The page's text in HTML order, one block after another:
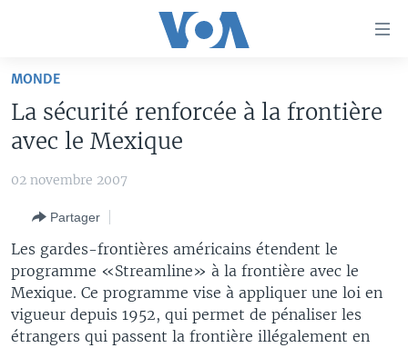
Retour
navigation
Retour
la
recherche
AFRIQUE
SPORT
WASHINGTON FORUM
CORRESPONDANT VOA
FOCUS SAHEL
REPORTAGES
À VOTRE AVIS
VOTRE SANTÉ VOTRE AVENIR
LE MONDE AU FÉMININ
L'AMÉRIQUE ET VOUS
BAMBARA
FULFULDE
LINGALA
SANGO
Apprenez L'anglais
SUIVEZ-NOUS
MONDE
La sécurité renforcée à la frontière
avec le Mexique
02 novembre 2007
Partager
Les gardes-frontières américains étendent le
programme «Streamline» à la frontière avec le
Mexique. Ce programme vise à appliquer une loi en
vigueur depuis 1952, qui permet de pénaliser les
étrangers qui passent la frontière illégalement en